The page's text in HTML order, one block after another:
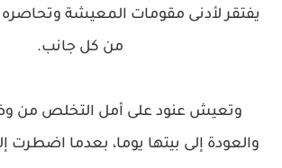
يفتقر لأدنى مقومات المعيشة وتحاصره
من كل جانب.
وتعيش عنود على أمل التخلص من
والعودة إلى بيتها يوما، بعدما اضطرت